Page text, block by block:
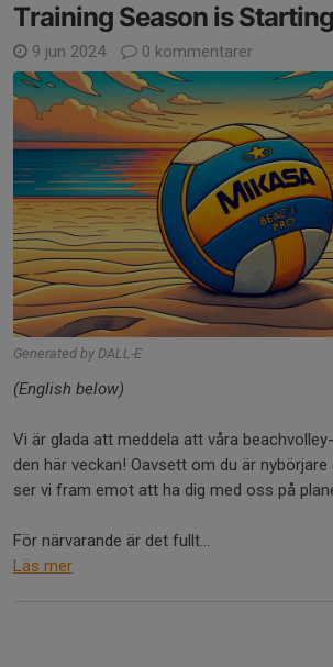
Training Season is
9 jun 2024 0 kommentarer
Generated by DALL-E
(English below)
Vi är glada att meddela att våra
den här veckan! Oavsett om du är
ser vi fram emot att ha dig med oss på
För närvarande är det fullt...
Läs mer